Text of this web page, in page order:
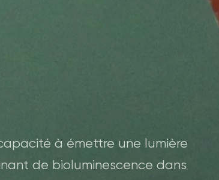
à émettre une lumière
de bioluminescence dans